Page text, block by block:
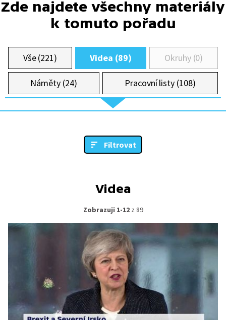
Zde najdete všechny materiály
k tomuto pořadu
Vše (221) Videa (89) Okruhy (0)
Náměty (24) Pracovní listy (108)
Filtrovat
Videa
Zobrazuji 1-12z 89